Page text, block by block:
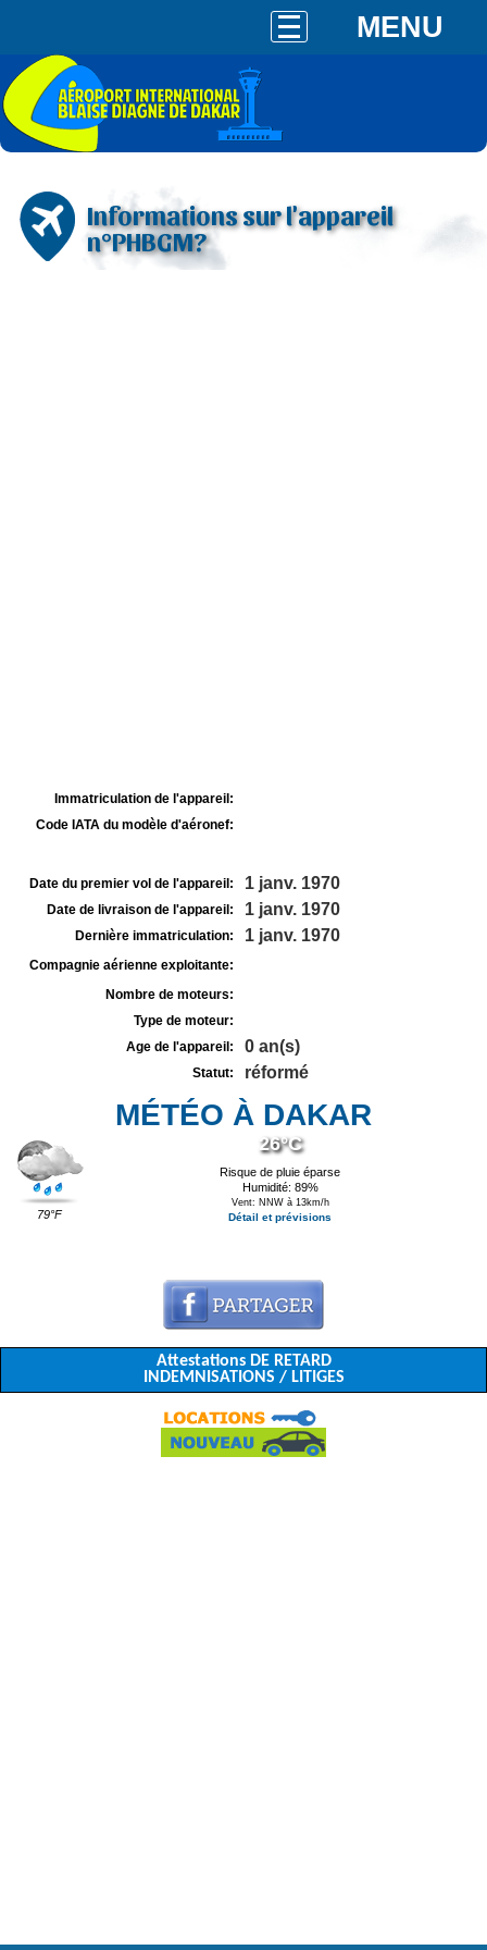
MENU
Informations sur l'appareil
n°PHBGM?
Immatriculation de l'appareil:
Code IATA du modèle d'aéronef:
Date du premier vol de l'appareil: 1 janv. 1970
Date de livraison de l'appareil: 1 janv. 1970
Dernière immatriculation: 1 janv. 1970
Compagnie aérienne exploitante:
Nombre de moteurs:
Type de moteur:
Age de l'appareil:
0 an(s)
Statut: réformé
MÉTÉO À DAKAR
79°F
26°C
Risque de pluie éparse
Humidité: 89%
Vent: NNW à 13km/h
Détail et prévisions
Attestations DE RETARD
INDEMNISATIONS / LITIGES